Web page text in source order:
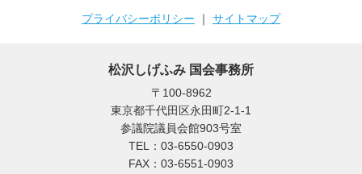
プライバシーポリシー ｜ サイトマップ
松沢しげふみ 国会事務所
〒100-8962
東京都千代田区永田町2-1-1
参議院議員会館903号室
TEL：03-6550-0903
FAX：03-6551-0903